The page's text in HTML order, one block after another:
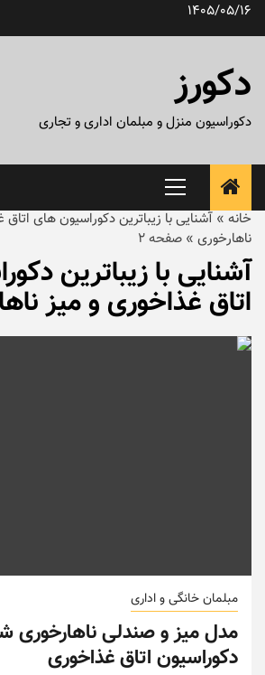
پرش1405/05/16
دکورز
دکوراسیون منزل و مبلمان اداری و تجاری
منوی
اصلی
خانه » آشنایی با زیباترین دکوراسیون های
ناهارخوری » صفحه 2
آشنایی با زیباترین
اتاق غذاخوری و میز
مبلمان خانگی و اداری
مدل میز و صندلی ناهارخوری
دکوراسیون اتاق غذاخوری